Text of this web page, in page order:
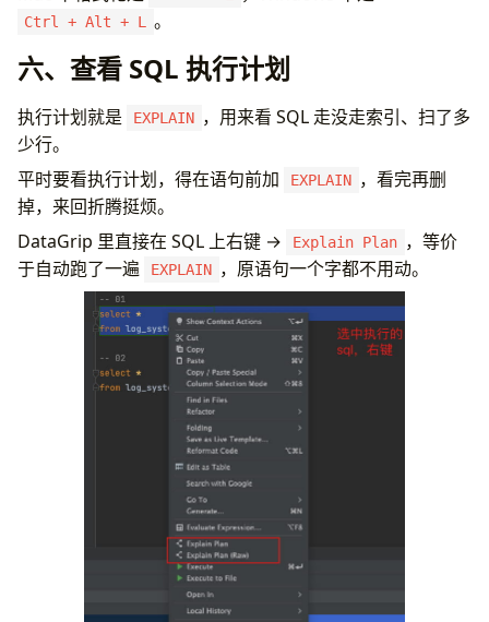
Ctrl + Alt + L 。
六、查看 SQL 执行计划
执行计划就是 EXPLAIN ，用来看 SQL 走没走索引、扫了多
少行。
平时要看执行计划，得在语句前加
EXPLAIN ，看完再删
掉，来回折腾挺烦。
DataGrip 里直接在 SQL 上右键 →
Explain Plan ，等价
于自动跑了一遍
EXPLAIN ，原语句一个字都不用动。